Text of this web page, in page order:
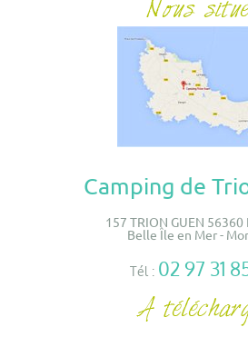
Camping de
157 TRION GUEN 56360
Belle Île en Mer -
Tél : 02 97 31